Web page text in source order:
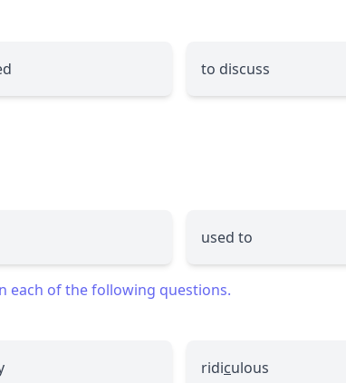
to discuss
used to
each of the following questions.
ridiculous